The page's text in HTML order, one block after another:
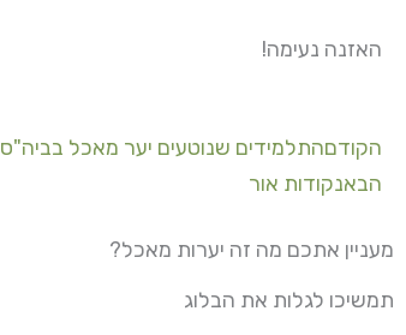
האזנה נעימה!
קודם
הקודםהתלמידים שנוטעים יער מאכל בביה"ס
הבאנקודות אור
הבא
מעניין אתכם מה זה יערות מאכל?
תמשיכו לגלות את הבלוג